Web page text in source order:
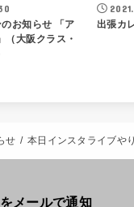
お知らせ 「ア
（大阪クラス・
出張カ
せ 本日インスタライブや
メールで通知